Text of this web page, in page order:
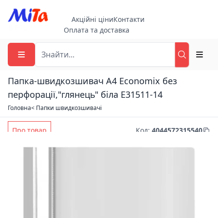
Акційні ціниКонтакти
Оплата та доставка
Папка-швидкозшивач А4 Economix без
перфорації,"глянець" біла E31511-14
Головна< Папки швидкозшивачі
Про товар Код: 4044572315540